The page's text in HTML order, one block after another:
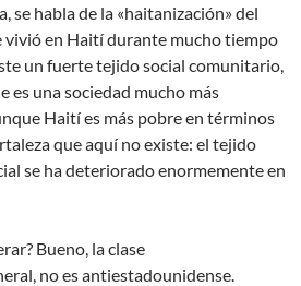
se habla de la «haitanización» del
vivió en Haití durante mucho tiempo
un fuerte tejido social comunitario,
es una sociedad mucho más
Haití es más pobre en términos
que aquí no existe: el tejido
se ha deteriorado enormemente en
Bueno, la clase
no es antiestadounidense.